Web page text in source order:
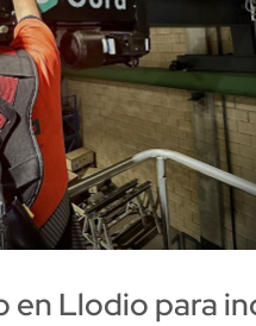
en Llodio para